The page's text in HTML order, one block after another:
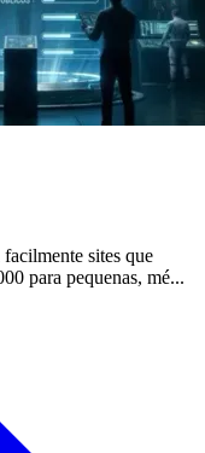
sites que
para pequenas, mé...